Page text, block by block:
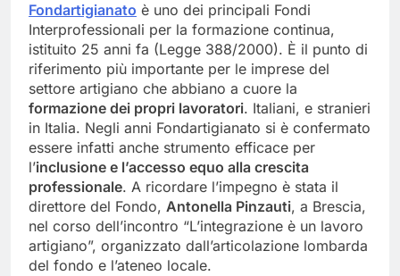
Fondartigianato è uno dei principali Fondi
Interprofessionali per la formazione continua,
istituito 25 anni fa (Legge 388/2000). È il punto di
riferimento più importante per le imprese del
settore artigiano che abbiano a cuore la
formazione dei propri lavoratori. Italiani, e stranieri
in Italia. Negli anni Fondartigianato si è confermato
essere infatti anche strumento efficace per
l’inclusione e l’accesso equo alla crescita
professionale. A ricordare l’impegno è stata il
direttore del Fondo, Antonella Pinzauti, a Brescia,
nel corso dell’incontro “L’integrazione è un lavoro
artigiano”, organizzato dall’articolazione lombarda
del fondo e l’ateneo locale.